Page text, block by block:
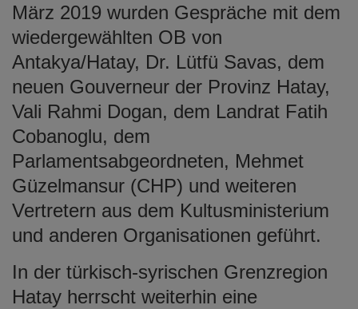
März 2019 wurden Gespräche mit dem
wiedergewählten OB von
Antakya/Hatay, Dr. Lütfü Savas, dem
neuen Gouverneur der Provinz Hatay,
Vali Rahmi Dogan, dem Landrat Fatih
Cobanoglu, dem
Parlamentsabgeordneten, Mehmet
Güzelmansur (CHP) und weiteren
Vertretern aus dem Kultusministerium
und anderen Organisationen geführt.
In der türkisch-syrischen Grenzregion
Hatay herrscht weiterhin eine